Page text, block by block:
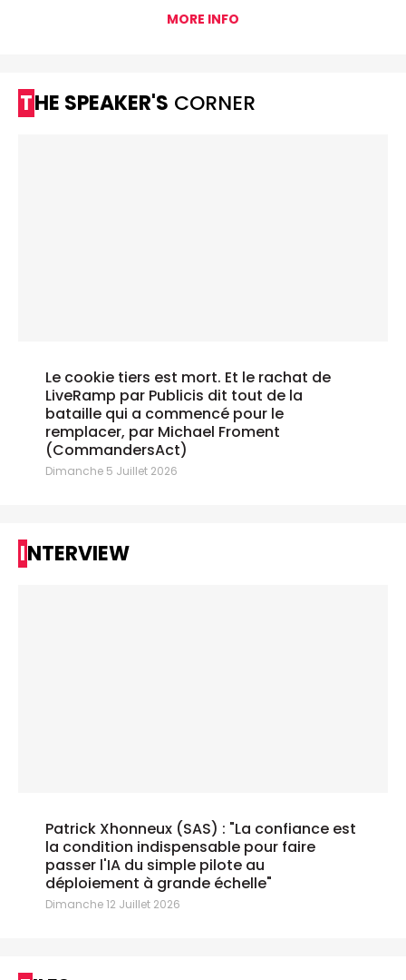
MORE INFO
THE SPEAKER'S CORNER
Le cookie tiers est mort. Et le rachat de
LiveRamp par Publicis dit tout de la
bataille qui a commencé pour le
remplacer, par Michael Froment
(CommandersAct)
Dimanche 5 Juillet 2026
INTERVIEW
Patrick Xhonneux (SAS) : "La confiance est
la condition indispensable pour faire
passer l'IA du simple pilote au
déploiement à grande échelle"
Dimanche 12 Juillet 2026